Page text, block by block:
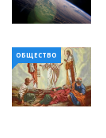
ОБЩЕСТВО